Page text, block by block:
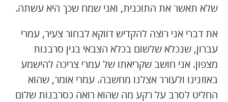
שלא תאשר את התוכנית, ואני שמח שכך היא עשתה.
את דברי אני רוצה להקדיש דווקא לבחור צעיר, עמרי
עברון, שנכלא שלשום בכלא הצבאי בגין סרבנות
מצפון. אני חושב שקריאתו של עמרי צריכה להישמע
באוזנינו ולעורר אצלנו מחשבה. עמרי אומר, שהוא
החליט לסרב על רקע מה שהוא רואה כסרבנות שלום